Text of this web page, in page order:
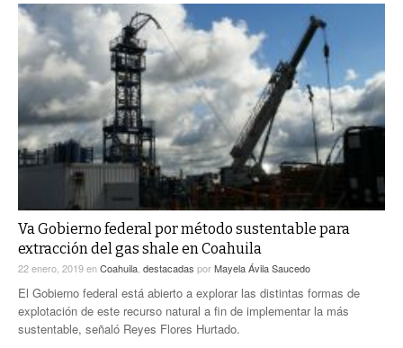
Va Gobierno federal por método sustentable para
extracción del gas shale en Coahuila
22 enero, 2019enCoahuila, destacadas porMayela Ávila Saucedo
El Gobierno federal está abierto a explorar las distintas formas de
explotación de este recurso natural a fin de implementar la más
sustentable, señaló Reyes Flores Hurtado.